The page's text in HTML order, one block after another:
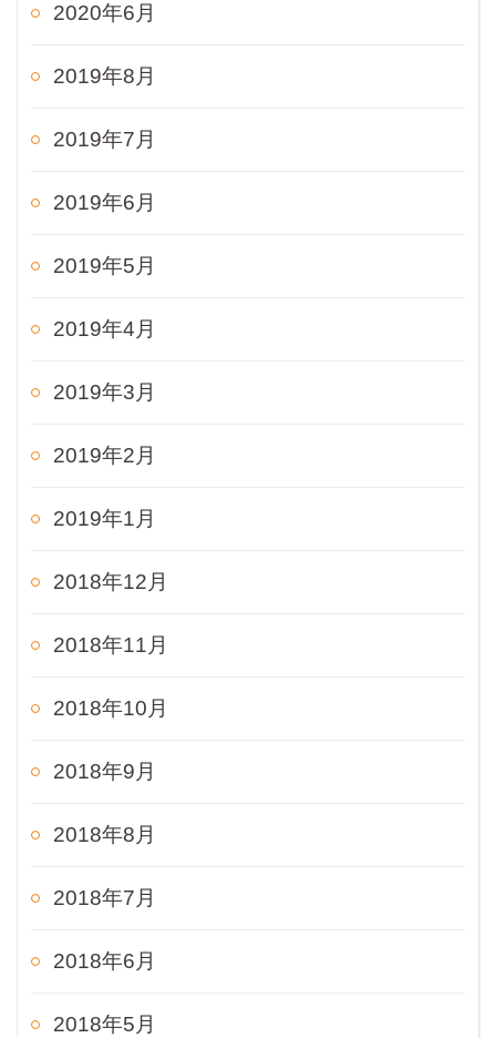
2020年6月
2019年8月
2019年7月
2019年6月
2019年5月
2019年4月
2019年3月
2019年2月
2019年1月
2018年12月
2018年11月
2018年10月
2018年9月
2018年8月
2018年7月
2018年6月
2018年5月